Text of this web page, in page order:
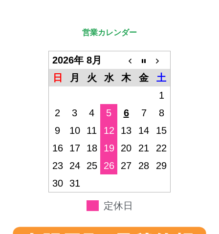
営業カレンダー
2026年 8月
日
月 火 水 木 金
土
1
2
3 4 5 6 7
8
9
10 11 12 13 14
15
16
17 18 19 20 21
22
23
24 25 26 27 28
29
30
31
定休日